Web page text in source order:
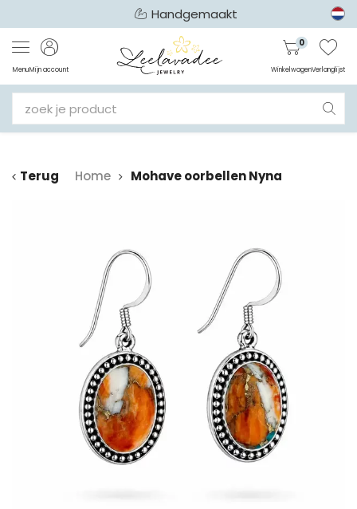
Handgemaakt
MenuMijn account
0
WinkelwagenVerlanglijst
Terug Home Mohave oorbellen Nyna